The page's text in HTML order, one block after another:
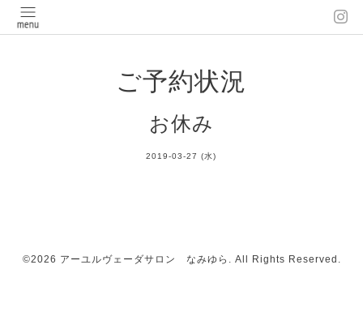
ご予約状況
お休み
2019-03-27 (水)
©2026 アーユルヴェーダサロン なみゆら . All Rights Reserved.